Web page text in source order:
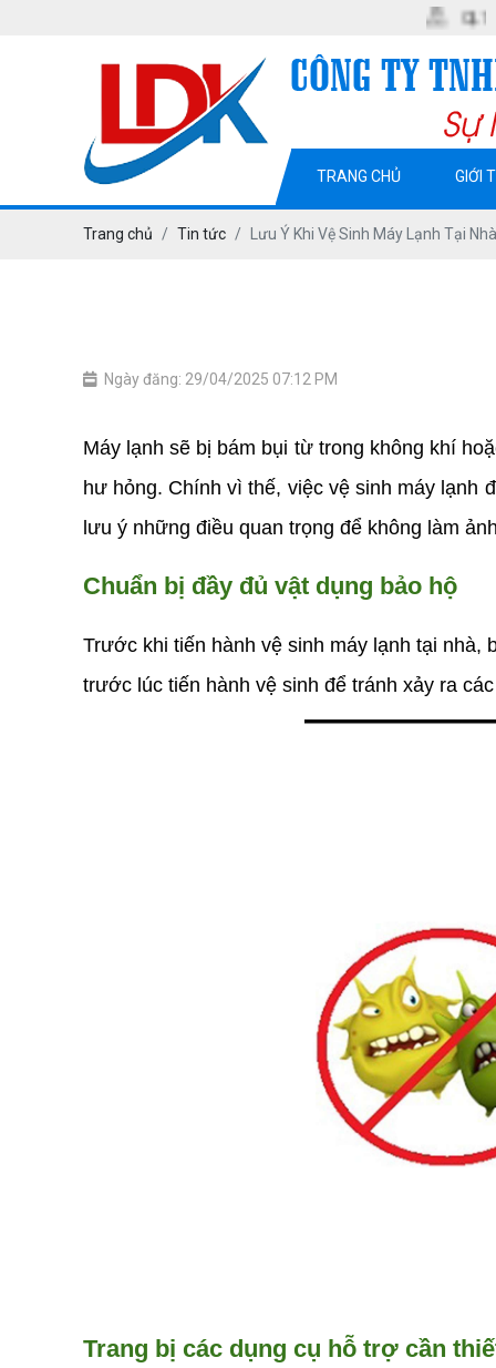
QL13. KP2.
TRANG CHỦ GIỚI
Trang chủ Tin tức Lưu Ý Khi Vệ Sinh Máy Lạnh Tại Nhà
Ngày đăng: 29/04/2025 07:12 PM
Máy lạnh sẽ bị bám bụi từ trong không khí
hư hỏng. Chính vì thế, việc vệ sinh máy lạnh
lưu ý những điều quan trọng để không làm
Chuẩn bị đầy đủ vật dụng bảo hộ
Trước khi tiến hành vệ sinh máy lạnh tại nhà,
trước lúc tiến hành vệ sinh để tránh xảy ra
Trang bị các dụng cụ hỗ trợ cần